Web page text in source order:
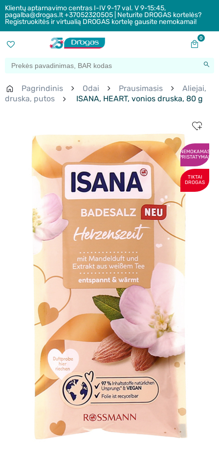
Klientų aptarnavimo centras I-IV 9-17 val. V 9-15:45,
pagalba@drogas.lt +37052320505 | Neturite DROGAS kortelės?
Registruokitės ir virtualią DROGAS kortelę gausite nemokamai!
0
Pagrindinis Odai Prausimasis
Aliejai,
druska, putos
ISANA, HEART, vonios druska, 80 g
NEMOKAMAS
PRISTATYMAS
TIKTAI
DROGAS